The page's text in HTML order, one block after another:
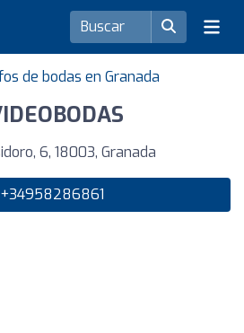
de bodas en Granada
6, 18003, Granada
+34958286861